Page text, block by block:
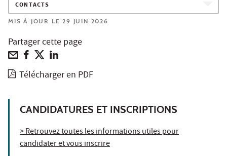
CONTACTS
MIS À JOUR LE 29 JUIN 2026
Partager cette page
Télécharger en PDF
CANDIDATURES ET INSCRIPTIONS
> Retrouvez toutes les informations utiles pour
candidater et vous inscrire